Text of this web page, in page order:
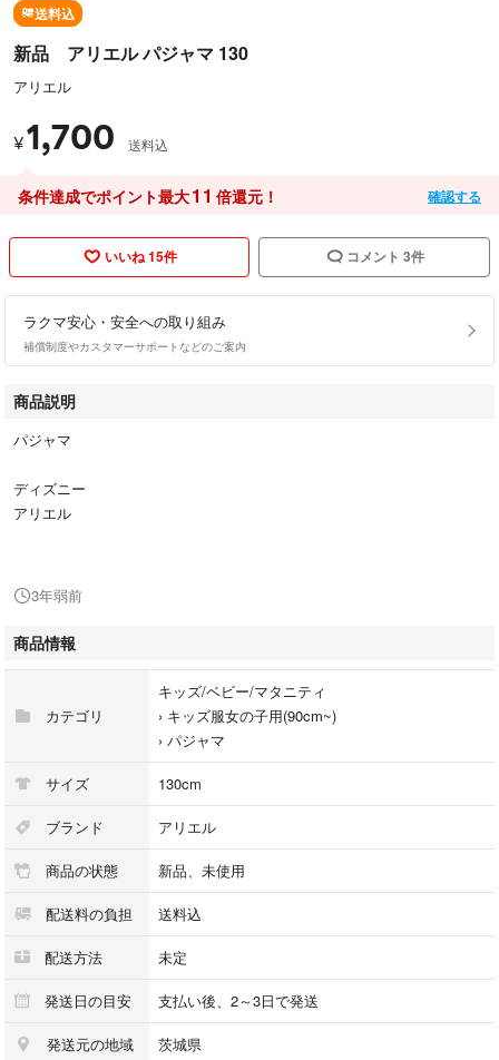
送料込
新品 アリエル パジャマ 130
アリエル
¥1,700 送料込
条件達成でポイント最大11 倍還元！ 確認する
いいね 15件 コメント 3件
ラクマ安心・安全への取り組み
補償制度やカスタマーサポートなどのご案内
商品説明
パジャマ
ディズニー
アリエル
3年弱前
商品情報
カテゴリ
キッズ/ベビー/マタニティ
› キッズ服女の子用(90cm~)
› パジャマ
サイズ 130cm
ブランド アリエル
商品の状態 新品、未使用
配送料の負担 送料込
配送方法 未定
発送日の目安 支払い後、2～3日で発送
発送元の地域 茨城県